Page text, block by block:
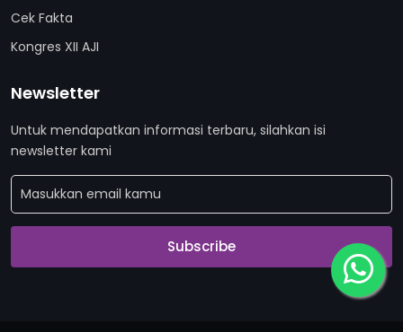
Cek Fakta
Kongres XII AJI
Newsletter
Untuk mendapatkan informasi terbaru, silahkan isi
newsletter kami
Subscribe